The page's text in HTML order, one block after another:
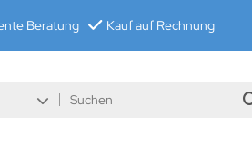
Beratung Kauf auf Rechnung